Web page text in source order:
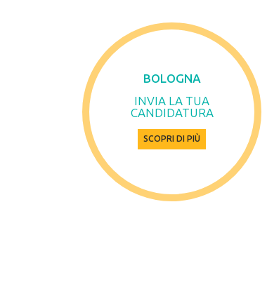
BOLOGNA
INVIA LA TUA
CANDIDATURA
SCOPRI DI PIÙ